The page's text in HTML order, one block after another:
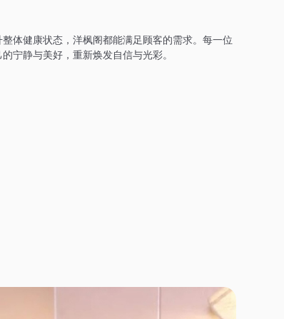
体健康状态，洋枫阁都能满足顾客的需求。每一位
宁静与美好，重新焕发自信与光彩。